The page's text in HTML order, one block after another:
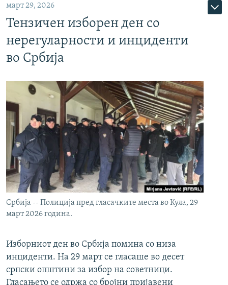
март 29, 2026
Тензичен изборен ден со
нерегуларности и инциденти
во Србија
Србија -- Полиција пред гласачките места во Кула, 29
март 2026 година.
Изборниот ден во Србија помина со низа
инциденти. На 29 март се гласаше во десет
српски општини за избор на советници.
Гласањето се одржа со бројни пријавени